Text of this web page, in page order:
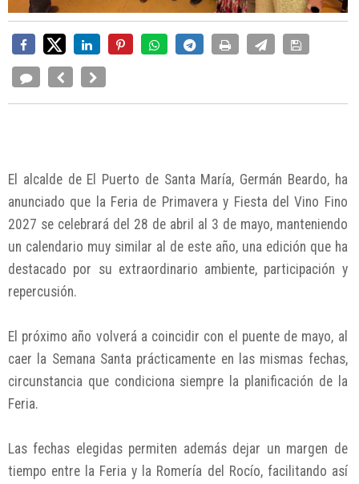
El alcalde de El Puerto de Santa María, Germán Beardo, ha
anunciado que la Feria de Primavera y Fiesta del Vino Fino
2027 se celebrará del 28 de abril al 3 de mayo, manteniendo
un calendario muy similar al de este año, una edición que ha
destacado por su extraordinario ambiente, participación y
repercusión.
El próximo año volverá a coincidir con el puente de mayo, al
caer la Semana Santa prácticamente en las mismas fechas,
circunstancia que condiciona siempre la planificación de la
Feria.
Las fechas elegidas permiten además dejar un margen de
tiempo entre la Feria y la Romería del Rocío, facilitando así